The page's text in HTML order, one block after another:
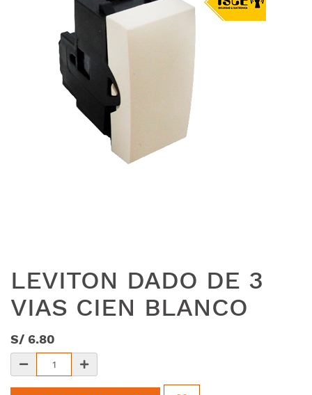
LEVITON DADO DE 3
VIAS CIEN BLANCO
S/ 6.80